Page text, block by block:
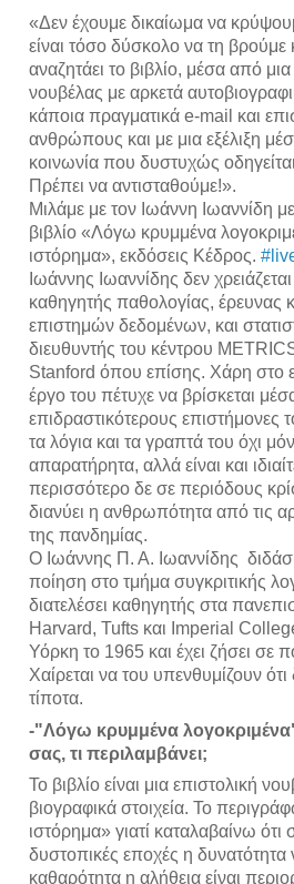
«Δεν έχουμε δικαίωμα να
είναι τόσο δύσκολο να τη βρούμε
αναζητάει το βιβλίο, μέσα από
νουβέλας με αρκετά
κάποια πραγματικά e-mail και
ανθρώπους και με μια εξέλιξη
κοινωνία που δυστυχώς
Πρέπει να αντισταθούμε!».
Μιλάμε με τον Ιωάννη Ιωαννίδη
βιβλίο «Λόγω κρυμμένα
ιστόρημα», εκδόσεις Κέδρος.
Ιωάννης Ιωαννίδης δεν
καθηγητής παθολογίας, έρευνας
επιστημών δεδομένων, και
διευθυντής του κέντρου
Stanford όπου επίσης. Χάρη στο
έργο του πέτυχε να βρίσκεται
επιδραστικότερους επιστήμονες
τα λόγια και τα γραπτά του όχι
απαρατήρητα, αλλά είναι και
περισσότερο δε σε περιόδους
διανύει η ανθρωπότητα από τις
της πανδημίας.
Ο Ιωάννης Π. Α. Ιωαννίδης
ποίηση στο τμήμα συγκριτικής
διατελέσει καθηγητής στα
Harvard, Tufts και Imperial
Υόρκη το 1965 και έχει ζήσει σε
Χαίρεται να του υπενθυμίζουν
τίποτα.
-"Λόγω κρυμμένα
σας, τι περιλαμβάνει;
Το βιβλίο είναι μια επιστολική
βιογραφικά στοιχεία. Το
ιστόρημα» γιατί καταλαβαίνω ότι
δυστοπικές εποχές η δυνατότητα
καθαρότητα η αλήθεια είναι